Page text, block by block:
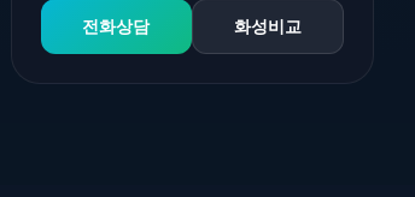
전화상담 화성비교